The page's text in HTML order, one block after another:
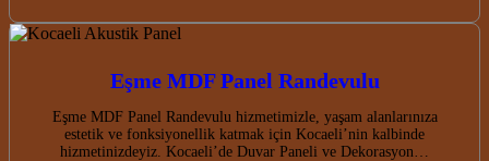
Eşme MDF Panel Randevulu
Eşme MDF Panel Randevulu hizmetimizle, yaşam alanlarınıza
estetik ve fonksiyonellik katmak için Kocaeli’nin kalbinde
hizmetinizdeyiz. Kocaeli’de Duvar Paneli ve Dekorasyon…